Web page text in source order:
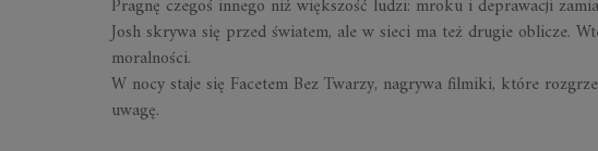
Pragnę czegoś innego niż większość ludzi: mroku i deprawacji
Josh skrywa się przed światem, ale w sieci ma też drugie oblicze.
moralności.
W nocy staje się Facetem Bez Twarzy, nagrywa filmiki, które
uwagę.